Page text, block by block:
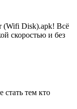
(Wifi Disk).apk! Всё
скоростью и без
тем кто